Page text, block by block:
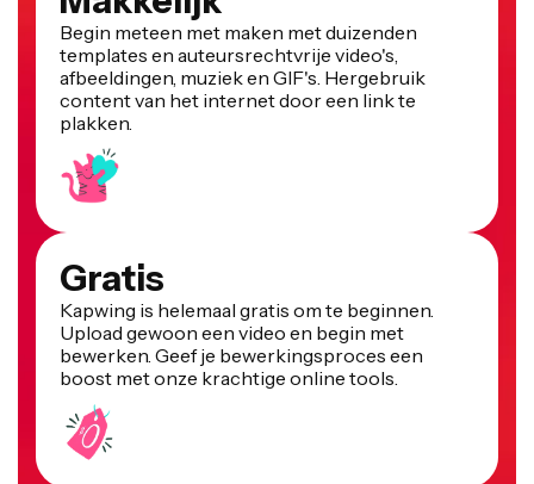
Begin meteen met maken met duizenden
templates en auteursrechtvrije video's,
afbeeldingen, muziek en GIF's. Hergebruik
content van het internet door een link te
plakken.
Gratis
Kapwing is helemaal gratis om te beginnen.
Upload gewoon een video en begin met
bewerken. Geef je bewerkingsproces een
boost met onze krachtige online tools.